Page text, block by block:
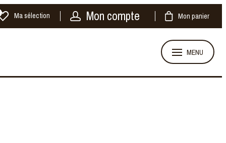
Ma sélection Mon compte Mon panier
MENU